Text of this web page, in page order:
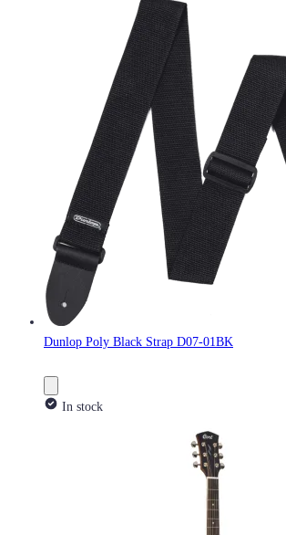
Dunlop Poly Black Strap D07-01BK
In stock